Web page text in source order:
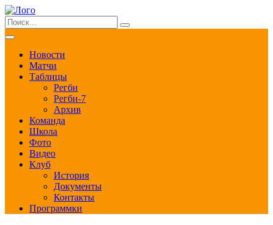
Новости
Матчи
Таблицы
Регби
Регби-7
Архив
Команда
Школа
Фото
Видео
Клуб
История
Документы
Контакты
Программки